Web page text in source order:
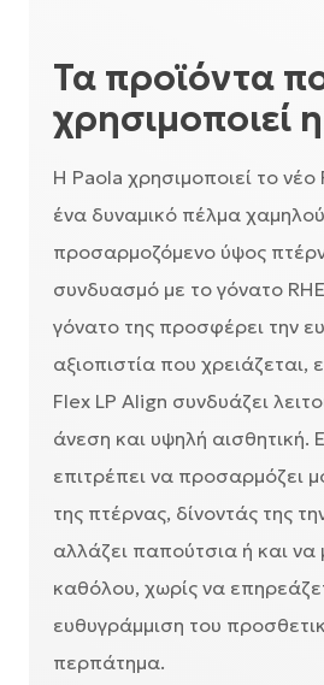
Τα προϊόντα
χρησιμοποιεί
Η Paola χρησιμοποιεί το
ένα δυναμικό πέλμα
προσαρμοζόμενο ύψος
συνδυασμό με το γόνατο
γόνατο της προσφέρει την
αξιοπιστία που χρειάζεται,
Flex LP Align συνδυάζει
άνεση και υψηλή αισθητική.
επιτρέπει να προσαρμόζει
της πτέρνας, δίνοντάς της
αλλάζει παπούτσια ή και να
καθόλου, χωρίς να
ευθυγράμμιση του
περπάτημα.